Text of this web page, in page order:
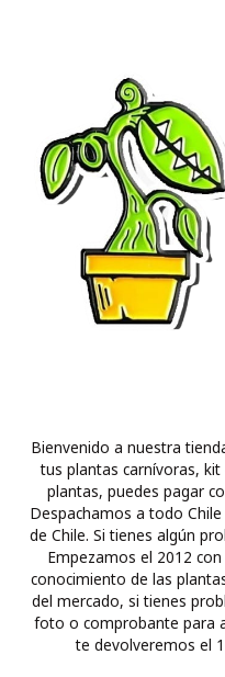
Bienvenido a nuestra
tus plantas carnívoras,
plantas, puedes pagar
Despachamos a todo
de Chile. Si tienes algún
Empezamos el 2012
conocimiento de las
del mercado, si tienes
foto o comprobante para
te devolveremos el